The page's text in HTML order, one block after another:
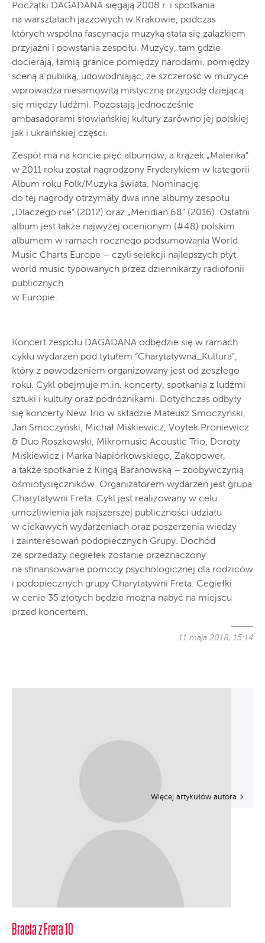
Początki DAGADANA sięgają 2008 r. i spotkania
na warsztatach jazzowych w Krakowie, podczas
których wspólna fascynacja muzyką stała się zalążkiem
przyjaźni i powstania zespołu. Muzycy, tam gdzie
docierają, łamią granice pomiędzy narodami, pomiędzy
sceną a publiką, udowodniając, że szczerość w muzyce
wprowadza niesamowitą mistyczną przygodę dziejącą
się między ludźmi. Pozostają jednocześnie
ambasadorami słowiańskiej kultury zarówno jej polskiej
jak i ukraińskiej części.
Zespół ma na koncie pięć albumów, a krążek „Maleńka”
w 2011 roku został nagrodzony Fryderykiem w kategorii
Album roku Folk/Muzyka świata. Nominację
do tej nagrody otrzymały dwa inne albumy zespołu
„Dlaczego nie” (2012) oraz „Meridian 68” (2016). Ostatni
album jest także najwyżej ocenionym (#48) polskim
albumem w ramach rocznego podsumowania World
Music Charts Europe – czyli selekcji najlepszych płyt
world music typowanych przez dziennikarzy radiofonii
publicznych
w Europie.
Koncert zespołu DAGADANA odbędzie się w ramach
cyklu wydarzeń pod tytułem “Charytatywna_Kultura”,
który z powodzeniem organizowany jest od zeszłego
roku. Cykl obejmuje m.in. koncerty, spotkania z ludźmi
sztuki i kultury oraz podróżnikami. Dotychczas odbyły
się koncerty New Trio w składzie Mateusz Smoczyński,
Jan Smoczyński, Michał Miśkiewicz, Voytek Proniewicz
& Duo Roszkowski, Mikromusic Acoustic Trio, Doroty
Miśkiewicz i Marka Napiórkowskiego, Zakopower,
a także spotkanie z Kingą Baranowską – zdobywczynią
ośmiotysięczników. Organizatorem wydarzeń jest grupa
Charytatywni Freta. Cykl jest realizowany w celu
umożliwienia jak najszerszej publiczności udziału
w ciekawych wydarzeniach oraz poszerzenia wiedzy
i zainteresowań podopiecznych Grupy. Dochód
ze sprzedaży cegiełek zostanie przeznaczony
na sfinansowanie pomocy psychologicznej dla rodziców
i podopiecznych grupy Charytatywni Freta. Cegiełki
w cenie 35 złotych będzie można nabyć na miejscu
przed koncertem.
11 maja 2018, 15:14
Bracia z Freta 10
Więcej artykułów autora